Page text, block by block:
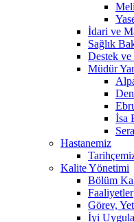
İdari ve
Sağlık
Destek
Müdür
İsa
Hastanemiz
Kalite Yönetimi
Bölüm
Faaliyetler
Görev,
İyi